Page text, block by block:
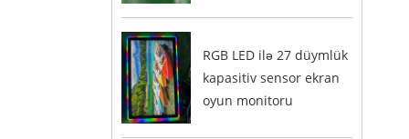
RGB LED ilə 27 düymlük
kapasitiv sensor ekran
oyun monitoru